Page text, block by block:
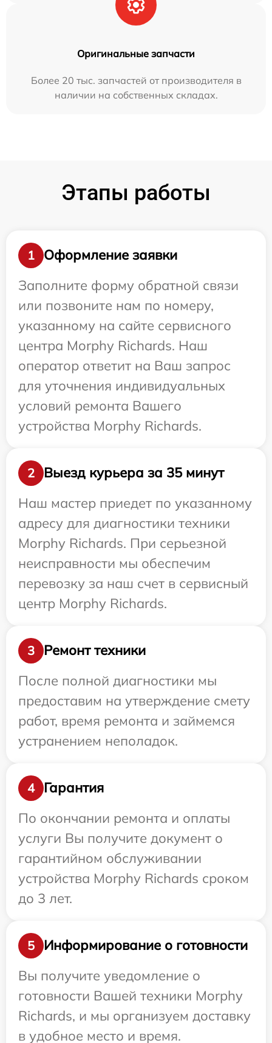
Оригинальные запчасти
Более 20 тыс. запчастей от производителя в
наличии на собственных складах.
Этапы работы
1
Оформление заявки
Заполните форму обратной связи
или позвоните нам по номеру,
указанному на сайте сервисного
центра Morphy Richards. Наш
оператор ответит на Ваш запрос
для уточнения индивидуальных
условий ремонта Вашего
устройства Morphy Richards.
2
Выезд курьера за 35 минут
Наш мастер приедет по указанному
адресу для диагностики техники
Morphy Richards. При серьезной
неисправности мы обеспечим
перевозку за наш счет в сервисный
центр Morphy Richards.
3
Ремонт техники
После полной диагностики мы
предоставим на утверждение смету
работ, время ремонта и займемся
устранением неполадок.
4
Гарантия
По окончании ремонта и оплаты
услуги Вы получите документ о
гарантийном обслуживании
устройства Morphy Richards сроком
до 3 лет.
5
Информирование о готовности
Вы получите уведомление о
готовности Вашей техники Morphy
Richards, и мы организуем доставку
в удобное место и время.